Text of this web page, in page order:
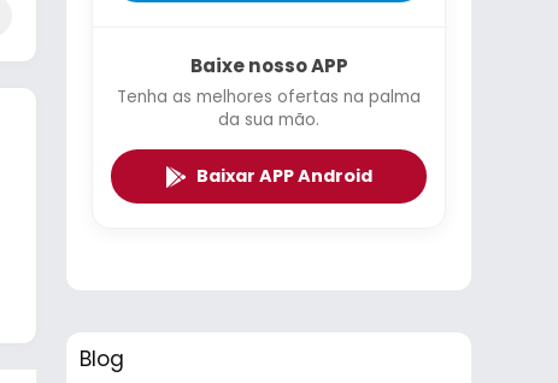
Baixe nosso APP
Tenha as melhores ofertas na palma
da sua mão.
Baixar APP Android
Blog